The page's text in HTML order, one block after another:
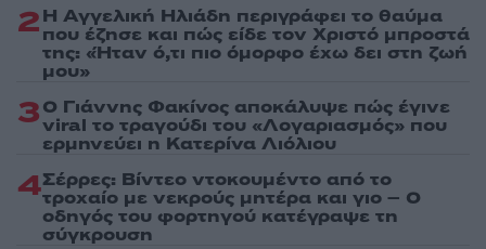
2Η Αγγελική Ηλιάδη περιγράφει το θαύμα
που έζησε και πώς είδε τον Χριστό μπροστά
της: «Ήταν ό,τι πιο όμορφο έχω δει στη ζωή
μου»
3Ο Γιάννης Φακίνος αποκάλυψε πώς έγινε
viral το τραγούδι του «Λογαριασμός» που
ερμηνεύει η Κατερίνα Λιόλιου
4Σέρρες: Βίντεο ντοκουμέντο από το
τροχαίο με νεκρούς μητέρα και γιο – Ο
οδηγός του φορτηγού κατέγραψε τη
σύγκρουση